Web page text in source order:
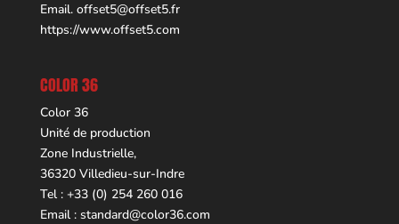
Email. offset5@offset5.fr
https://www.offset5.com
COLOR 36
Color 36
Unité de production
Zone Industrielle,
36320 Villedieu-sur-Indre
Tel : +33 (0) 254 260 016
Email : standard@color36.com